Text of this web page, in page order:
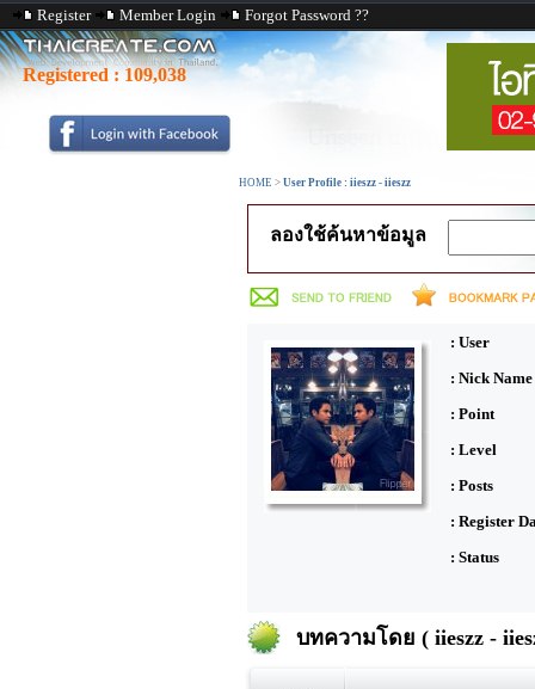
Register Member Login Forgot Password ??
Registered : 109,038
HOME > User Profile : iieszz - iieszz
ลองใช้ค้นหาข้อมูล
: User
: Nick Name
: Point
: Level
: Posts
: Register
: Status
บทความโดย ( iieszz -